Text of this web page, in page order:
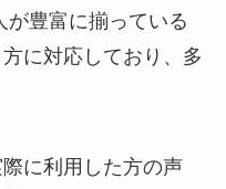
が豊富に揃っている
に対応しており、多
に利用した方の声